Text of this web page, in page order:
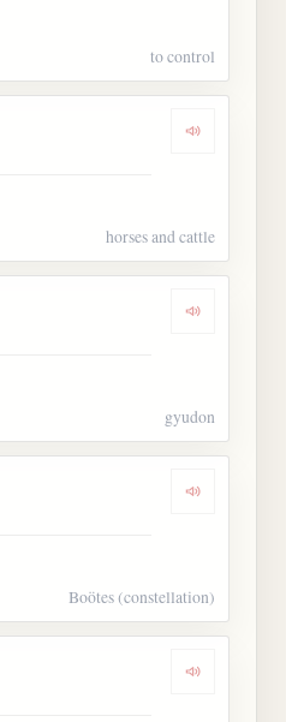
to control
Dengarkan
horses and cattle
Dengarkan
gyudon
Dengarkan
Boötes (constellation)
Dengarkan